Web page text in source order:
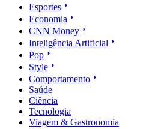
Esportes
Economia
CNN Money
Inteligência Artificial
Pop
Style
Comportamento
Saúde
Ciência
Tecnologia
Viagem & Gastronomia